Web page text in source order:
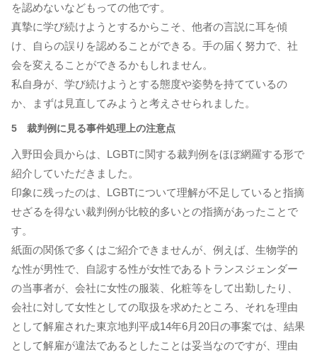
を認めないなどもっての他です。
真摯に学び続けようとするからこそ、他者の言説に耳を傾
け、自らの誤りを認めることができる。手の届く努力で、社
会を変えることができるかもしれません。
私自身が、学び続けようとする態度や姿勢を持てているの
か、まずは見直してみようと考えさせられました。
5 裁判例に見る事件処理上の注意点
入野田会員からは、LGBTに関する裁判例をほぼ網羅する形で
紹介していただきました。
印象に残ったのは、LGBTについて理解が不足していると指摘
せざるを得ない裁判例が比較的多いとの指摘があったことで
す。
紙面の関係で多くはご紹介できませんが、例えば、生物学的
な性が男性で、自認する性が女性であるトランスジェンダー
の当事者が、会社に女性の服装、化粧等をして出勤したり、
会社に対して女性としての取扱を求めたところ、それを理由
として解雇された東京地判平成14年6月20日の事案では、結果
として解雇が違法であるとしたことは妥当なのですが、理由